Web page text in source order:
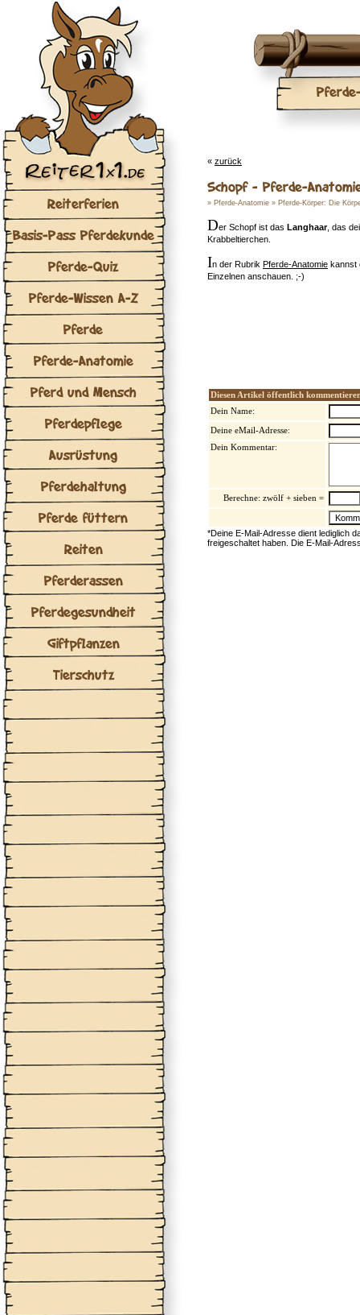
Reiterferien
Basis-Pass Pferdekunde
Pferde-Quiz
Pferde-Wissen A-Z
Pferde
Pferde-Anatomie
Pferd und Mensch
Pferdepflege
Ausrüstung
Pferdehaltung
Pferde füttern
Reiten
Pferderassen
Pferdegesundheit
Giftpflanzen
Tierschutz
« zurück
Schopf - Pferde-
» Pferde-Anatomie » Pferde-Körper: Die
Der Schopf ist das Langhaar, das
Krabbeltierchen.
In der Rubrik Pferde-Anatomie kannst
Einzelnen anschauen. ;-)
Diesen Artikel öffentlich
Dein Name:
Deine eMail-Adresse:
Dein Kommentar:
Berechne: zwölf + sieben =
*Deine E-Mail-Adresse dient lediglich
freigeschaltet haben. Die E-Mail-